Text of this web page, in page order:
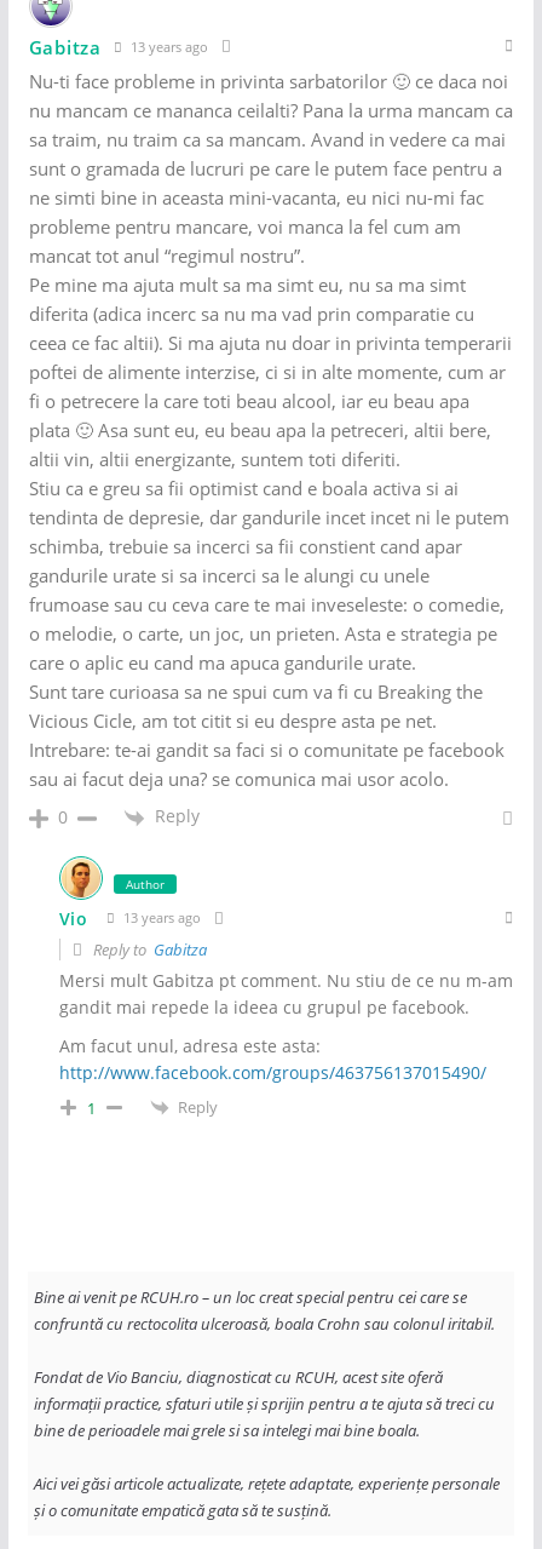
Gabitza 13 years ago
Nu-ti face probleme in privinta sarbatorilor 🙂 ce daca noi
nu mancam ce mananca ceilalti? Pana la urma mancam ca
sa traim, nu traim ca sa mancam. Avand in vedere ca mai
sunt o gramada de lucruri pe care le putem face pentru a
ne simti bine in aceasta mini-vacanta, eu nici nu-mi fac
probleme pentru mancare, voi manca la fel cum am
mancat tot anul “regimul nostru”.
Pe mine ma ajuta mult sa ma simt eu, nu sa ma simt
diferita (adica incerc sa nu ma vad prin comparatie cu
ceea ce fac altii). Si ma ajuta nu doar in privinta temperarii
poftei de alimente interzise, ci si in alte momente, cum ar
fi o petrecere la care toti beau alcool, iar eu beau apa
plata 🙂 Asa sunt eu, eu beau apa la petreceri, altii bere,
altii vin, altii energizante, suntem toti diferiti.
Stiu ca e greu sa fii optimist cand e boala activa si ai
tendinta de depresie, dar gandurile incet incet ni le putem
schimba, trebuie sa incerci sa fii constient cand apar
gandurile urate si sa incerci sa le alungi cu unele
frumoase sau cu ceva care te mai inveseleste: o comedie,
o melodie, o carte, un joc, un prieten. Asta e strategia pe
care o aplic eu cand ma apuca gandurile urate.
Sunt tare curioasa sa ne spui cum va fi cu Breaking the
Vicious Cicle, am tot citit si eu despre asta pe net.
Intrebare: te-ai gandit sa faci si o comunitate pe facebook
sau ai facut deja una? se comunica mai usor acolo.
0 Reply
Author
Vio 13 years ago
Reply to Gabitza
Mersi mult Gabitza pt comment. Nu stiu de ce nu m-am
gandit mai repede la ideea cu grupul pe facebook.
Am facut unul, adresa este asta:
http://www.facebook.com/groups/463756137015490/
1 Reply
Bine ai venit pe RCUH.ro – un loc creat special pentru cei care se
confruntă cu rectocolita ulceroasă, boala Crohn sau colonul iritabil.
Fondat de Vio Banciu, diagnosticat cu RCUH, acest site oferă
informații practice, sfaturi utile și sprijin pentru a te ajuta să treci cu
bine de perioadele mai grele si sa intelegi mai bine boala.
Aici vei găsi articole actualizate, rețete adaptate, experiențe personale
și o comunitate empatică gata să te susțină.